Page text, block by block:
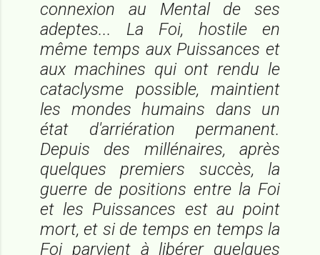
connexion au Mental de ses
adeptes... La Foi, hostile en
même temps aux Puissances et
aux machines qui ont rendu le
cataclysme possible, maintient
les mondes humains dans un
état d'arriération permanent.
Depuis des millénaires, après
quelques premiers succès, la
guerre de positions entre la Foi
et les Puissances est au point
mort, et si de temps en temps la
Foi parvient à libérer quelques